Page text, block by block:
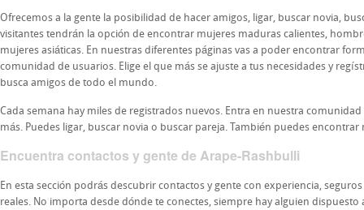
Ofrecemos a la gente la posibilidad de hacer amigos, ligar, buscar novia,
visitantes tendrán la opción de encontrar mujeres maduras calientes,
mujeres asiáticas. En nuestras diferentes páginas vas a poder encontrar
comunidad de usuarios. Elige el que más se ajuste a tus necesidades y
busca amigos de todo el mundo.
Cada semana hay miles de registrados nuevos. Entra en nuestra
más. Puedes ligar, buscar novia o buscar pareja. También puedes
Encuentra contactos y gente de Arape-Rashbulli
En esta sección podrás descubrir contactos y gente con experiencia,
reales. No importa desde dónde te conectes, siempre hay alguien